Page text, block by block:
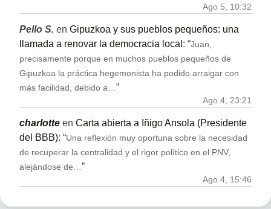
Ago 5, 10:32
Pello S. en Gipuzkoa y sus pueblos pequeños: una
llamada a renovar la democracia local : “Juan,
precisamente porque en muchos pueblos pequeños de
Gipuzkoa la práctica hegemonista ha podido arraigar con
más facilidad, debido a…”
Ago 4, 23:21
charlotte en Carta abierta a Iñigo Ansola (Presidente
del BBB): “Una reflexión muy oportuna sobre la necesidad
de recuperar la centralidad y el rigor político en el PNV,
alejándose de… ”
Ago 4, 15:46